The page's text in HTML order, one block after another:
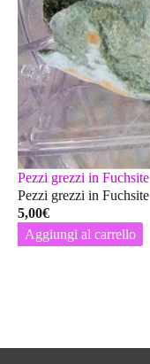
Pezzi grezzi in Fuchsite
Pezzi grezzi in Fuchsite
5,00€
Aggiungi al carrello